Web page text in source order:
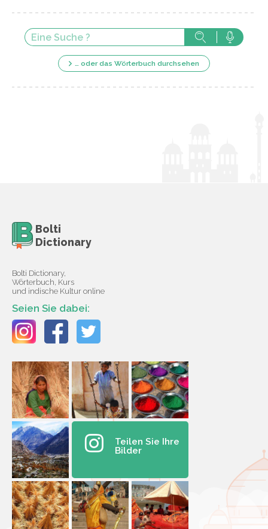
… oder das Wörterbuch durchsehen
Bolti
Dictionary
Bolti Dictionary,
Wörterbuch, Kurs
und indische Kultur online
Seien Sie dabei:
Teilen Sie Ihre
Bilder